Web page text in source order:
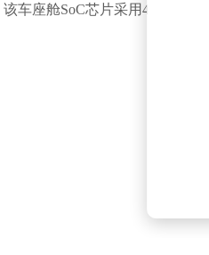
车座舱SoC芯片采用4nm第三